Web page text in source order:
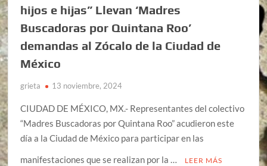
hijos e hijas” Llevan ‘Madres
Buscadoras por Quintana Roo’
demandas al Zócalo de la Ciudad de
México
grieta 13 noviembre, 2024
CIUDAD DE MÉXICO, MX.- Representantes del colectivo
“Madres Buscadoras por Quintana Roo” acudieron este
día a la Ciudad de México para participar en las
manifestaciones que se realizan por la …
LEER MÁS